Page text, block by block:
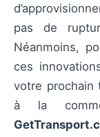
pas de
Néanmoins,
ces
votre prochain
à la